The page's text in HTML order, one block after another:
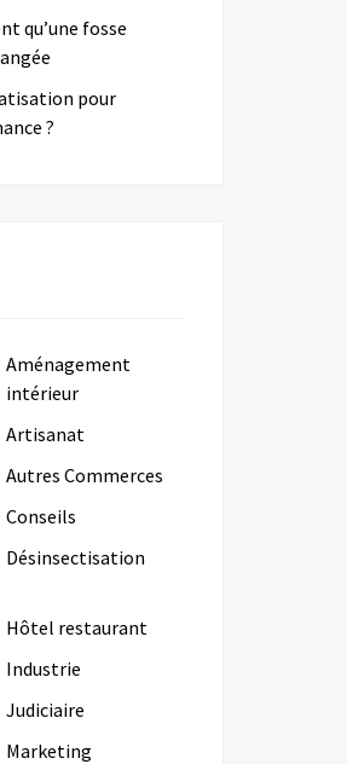
qu’une fosse
pour
?
Aménagement
intérieur
Artisanat
Autres Commerces
Conseils
Désinsectisation
Hôtel restaurant
Industrie
Judiciaire
Marketing